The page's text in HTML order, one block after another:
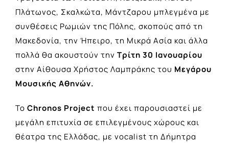
Πλάτωνος, Σκαλκώτα, Μάντζαρου μπλεγμένα με
συνθέσεις Ρωμιών της Πόλης, σκοπούς από τη
Μακεδονία, την Ήπειρο, τη Μικρά Ασία και άλλα
πολλά θα ακουστούν την Τρίτη 30 Ιανουαρίου
στην Αίθουσα Χρήστος Λαμπράκης του Μεγάρου
Μουσικής Αθηνών.
Το Chronos Project που έχει παρουσιαστεί με
μεγάλη επιτυχία σε επιλεγμένους χώρους και
θέατρα της Ελλάδας, με vocalist τη Δήμητρα